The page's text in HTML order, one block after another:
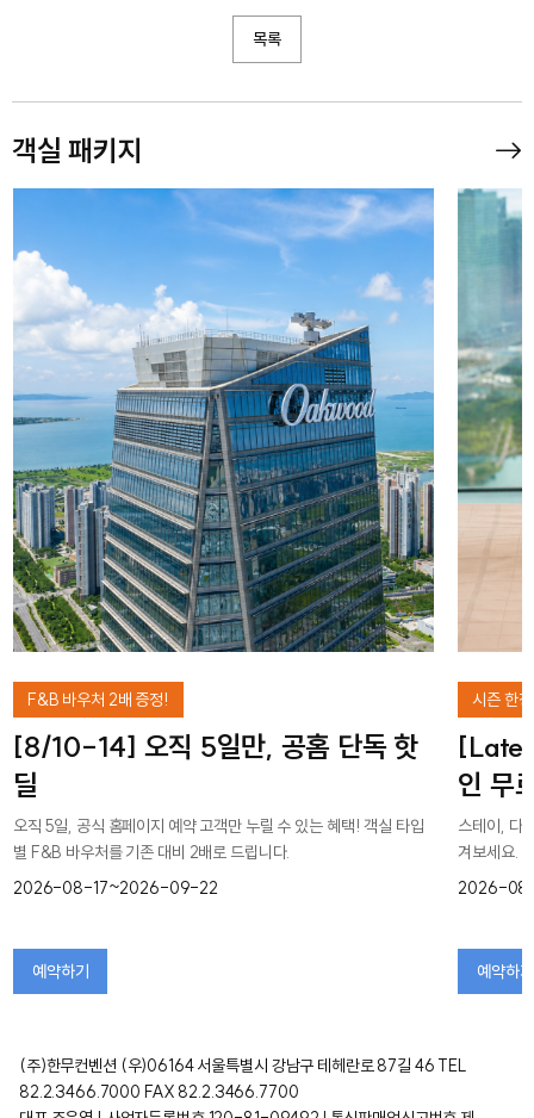
목록
객실 패키지
F&B 바우처 2배 증정!
[8/10-14] 오직 5일만, 공홈 단독 핫
딜
오직 5일, 공식 홈페이지 예약 고객만 누릴 수 있는 혜택! 객실 타입
별 F&B 바우처를 기존 대비 2배로 드립니다.
2026-08-17~2026-09-22
예약하기
시즌 한
[Late
인 무
스테이, 다
겨보세요.
2026-
예약하기
(주)한무컨벤션 (우)06164 서울특별시 강남구 테헤란로 87길 46 TEL
82.2.3466.7000 FAX 82.2.3466.7700